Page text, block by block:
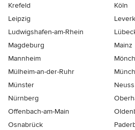
Krefeld
Köln
Leipzig
Ludwigshafen-am-Rhein
Magdeburg
Mainz
Mannheim
Mülheim-an-der-Ruhr
Münster
Neuss
Nürnberg
Offenbach-am-Main
Osnabrück